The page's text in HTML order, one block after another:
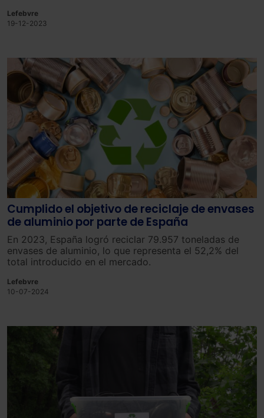
cumplir las metas de reducción de residuos del 15%
para el año 2040.
Lefebvre
19-12-2023
Cumplido el objetivo de reciclaje de envases
de aluminio por parte de España
En 2023, España logró reciclar 79.957 toneladas de
envases de aluminio, lo que representa el 52,2% del
total introducido en el mercado.
Lefebvre
10-07-2024